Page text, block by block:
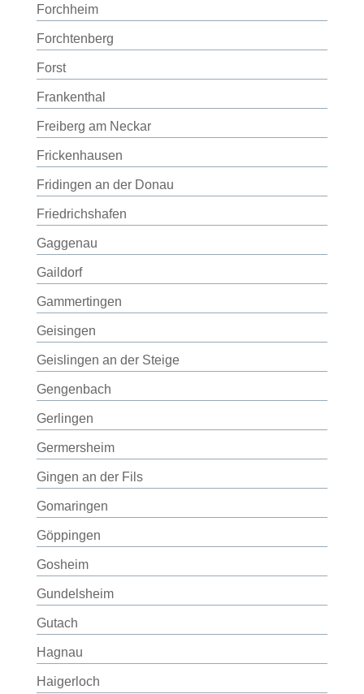
Forchheim
Forchtenberg
Forst
Frankenthal
Freiberg am Neckar
Frickenhausen
Fridingen an der Donau
Friedrichshafen
Gaggenau
Gaildorf
Gammertingen
Geisingen
Geislingen an der Steige
Gengenbach
Gerlingen
Germersheim
Gingen an der Fils
Gomaringen
Göppingen
Gosheim
Gundelsheim
Gutach
Hagnau
Haigerloch